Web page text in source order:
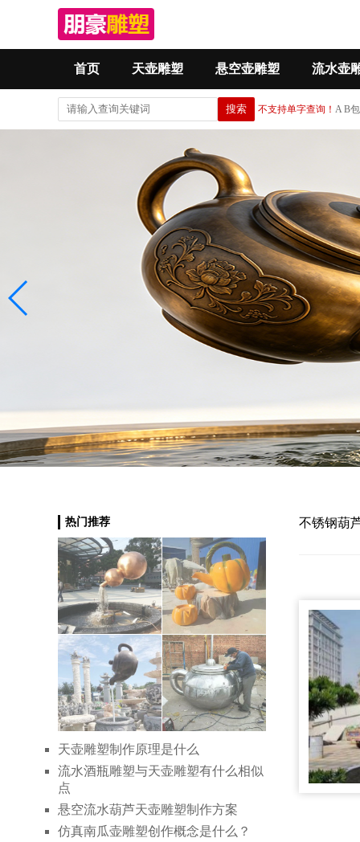
首页 天壶雕塑 悬空壶雕塑 流水壶
不支持单字查询！ A B
不锈钢葫
热门推荐
天壶雕塑制作原理是什么
流水酒瓶雕塑与天壶雕塑有什么相似
点
悬空流水葫芦天壶雕塑制作方案
仿真南瓜壶雕塑创作概念是什么？